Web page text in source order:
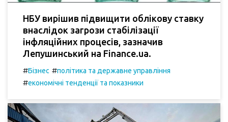
НБУ вирішив підвищити облікову ставку
внаслідок загрози стабілізації
інфляційних процесів, зазначив
Лепушинський на Finance.ua.
#Бізнес #політика та державне управління
#економічні тенденції та показники